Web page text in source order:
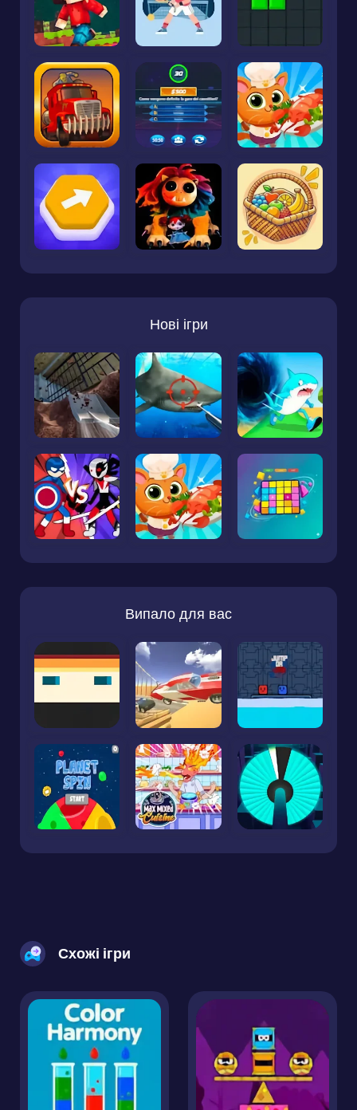
Нові ігри
Випало для вас
Схожі ігри